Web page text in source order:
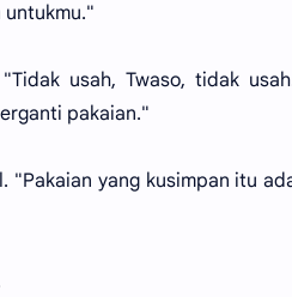
untukmu."
usah, Twaso, tidak
pakaian."
yang kusimpan itu